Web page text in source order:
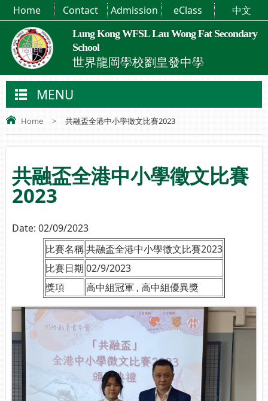
Lung Kong WFSL Lau Wong Fat Secondary
School
世界龍岡學校劉皇發中學
Home Contact Admission eClass 中文
MENU
Home > 共融盃全港中小學徵文比賽2023
共融盃全港中小學徵文比賽
2023
Date: 02/09/2023
比賽名稱共融盃全港中小學徵文比賽2023
比賽日期 02/9/2023
獎項
高中組冠軍 , 高中組優異獎